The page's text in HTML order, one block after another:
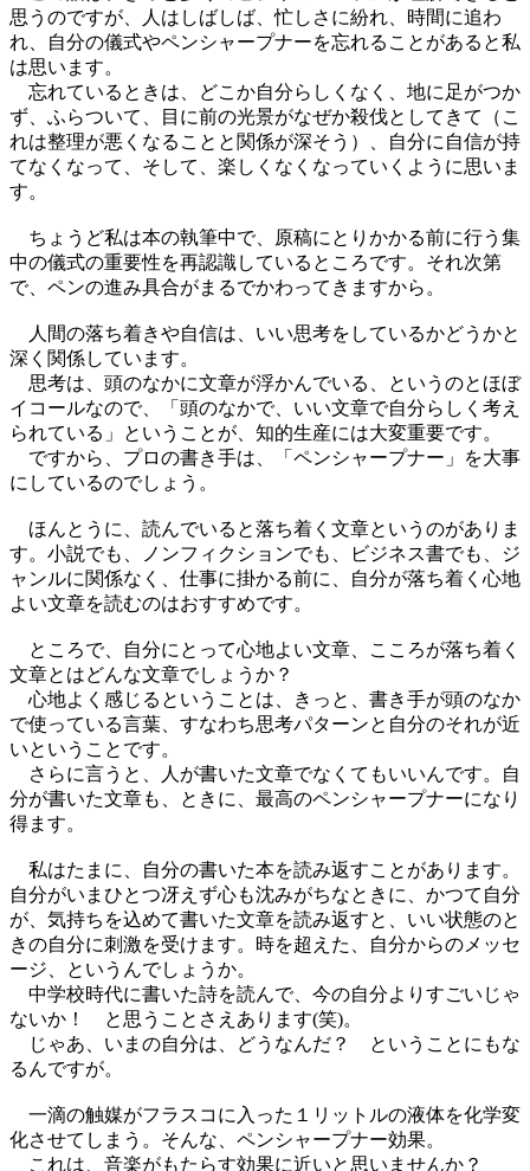
思うのですが、人はしばしば、忙しさに紛れ、時間に追わ
れ、自分の儀式やペンシャープナーを忘れることがあると私
は思います。
忘れているときは、どこか自分らしくなく、地に足がつか
ず、ふらついて、目に前の光景がなぜか殺伐としてきて（こ
れは整理が悪くなることと関係が深そう）、自分に自信が持
てなくなって、そして、楽しくなくなっていくように思いま
す。
ちょうど私は本の執筆中で、原稿にとりかかる前に行う集
中の儀式の重要性を再認識しているところです。それ次第
で、ペンの進み具合がまるでかわってきますから。
人間の落ち着きや自信は、いい思考をしているかどうかと
深く関係しています。
思考は、頭のなかに文章が浮かんでいる、というのとほぼ
イコールなので、「頭のなかで、いい文章で自分らしく考え
られている」ということが、知的生産には大変重要です。
ですから、プロの書き手は、「ペンシャープナー」を大事
にしているのでしょう。
ほんとうに、読んでいると落ち着く文章というのがありま
す。小説でも、ノンフィクションでも、ビジネス書でも、ジ
ャンルに関係なく、仕事に掛かる前に、自分が落ち着く心地
よい文章を読むのはおすすめです。
ところで、自分にとって心地よい文章、こころが落ち着く
文章とはどんな文章でしょうか？
心地よく感じるということは、きっと、書き手が頭のなか
で使っている言葉、すなわち思考パターンと自分のそれが近
いということです。
さらに言うと、人が書いた文章でなくてもいいんです。自
分が書いた文章も、ときに、最高のペンシャープナーになり
得ます。
私はたまに、自分の書いた本を読み返すことがあります。
自分がいまひとつ冴えず心も沈みがちなときに、かつて自分
が、気持ちを込めて書いた文章を読み返すと、いい状態のと
きの自分に刺激を受けます。時を超えた、自分からのメッセ
ージ、というんでしょうか。
中学校時代に書いた詩を読んで、今の自分よりすごいじゃ
ないか！ と思うことさえあります(笑)。
じゃあ、いまの自分は、どうなんだ？ ということにもな
るんですが。
一滴の触媒がフラスコに入った１リットルの液体を化学変
化させてしまう。そんな、ペンシャープナー効果。
これは、音楽がもたらす効果に近いと思いませんか？